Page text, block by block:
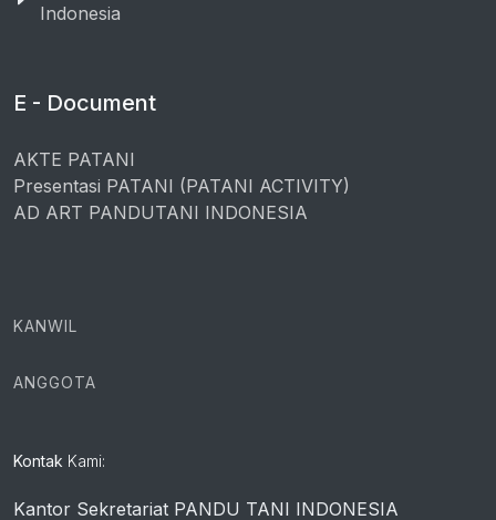
Indonesia
E - Document
AKTE PATANI
Presentasi PATANI (PATANI ACTIVITY)
AD ART PANDUTANI INDONESIA
KANWIL
ANGGOTA
Kontak Kami:
Kantor Sekretariat PANDU TANI INDONESIA